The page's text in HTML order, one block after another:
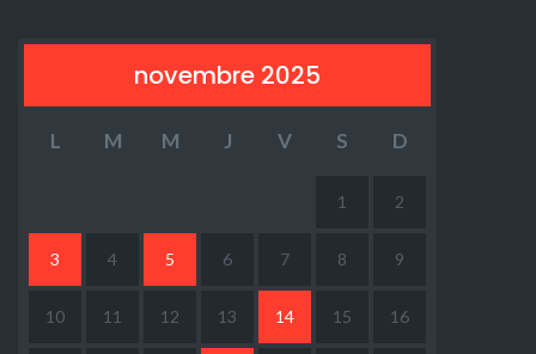
novembre 2025
L M M J V S D
1 2
3 4 5 6 7 8 9
10 11 12 13 14 15 16